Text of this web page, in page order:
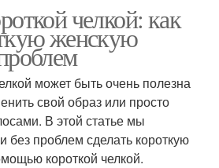
челкой: как
женскую
может быть очень полезна
свой образ или просто
В этой статье мы
без проблем сделать короткую
короткой челкой.